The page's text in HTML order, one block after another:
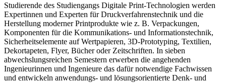
Studierende des Studiengangs Digitale Print-Technologien werden
Expertinnen und Experten für Druckverfahrenstechnik und die
Herstellung moderner Printprodukte wie z. B. Verpackungen,
Komponenten für die Kommunikations- und Informationstechnik,
Sicherheitselemente auf Wertpapieren, 3D-Prototyping, Textilien,
Dekortapeten, Flyer, Bücher oder Zeitschriften. In sieben
abwechslungsreichen Semestern erwerben die angehenden
Ingenieurinnen und Ingenieure das dafür notwendige Fachwissen
und entwickeln anwendungs- und lösungsorientierte Denk- und